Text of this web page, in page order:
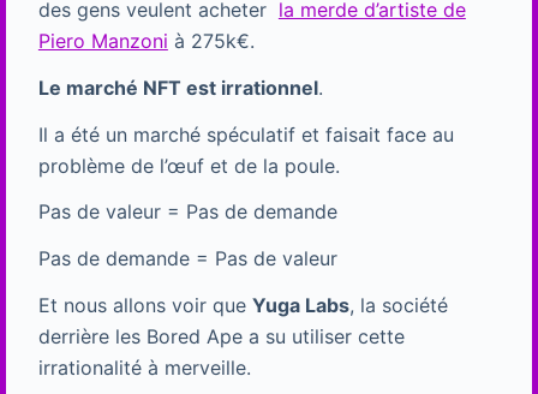
des gens veulent acheter la merde d’artiste de
Piero Manzoni à 275k€.
Le marché NFT est irrationnel.
Il a été un marché spéculatif et faisait face au
problème de l’œuf et de la poule.
Pas de valeur = Pas de demande
Pas de demande = Pas de valeur
Et nous allons voir que Yuga Labs, la société
derrière les Bored Ape a su utiliser cette
irrationalité à merveille.